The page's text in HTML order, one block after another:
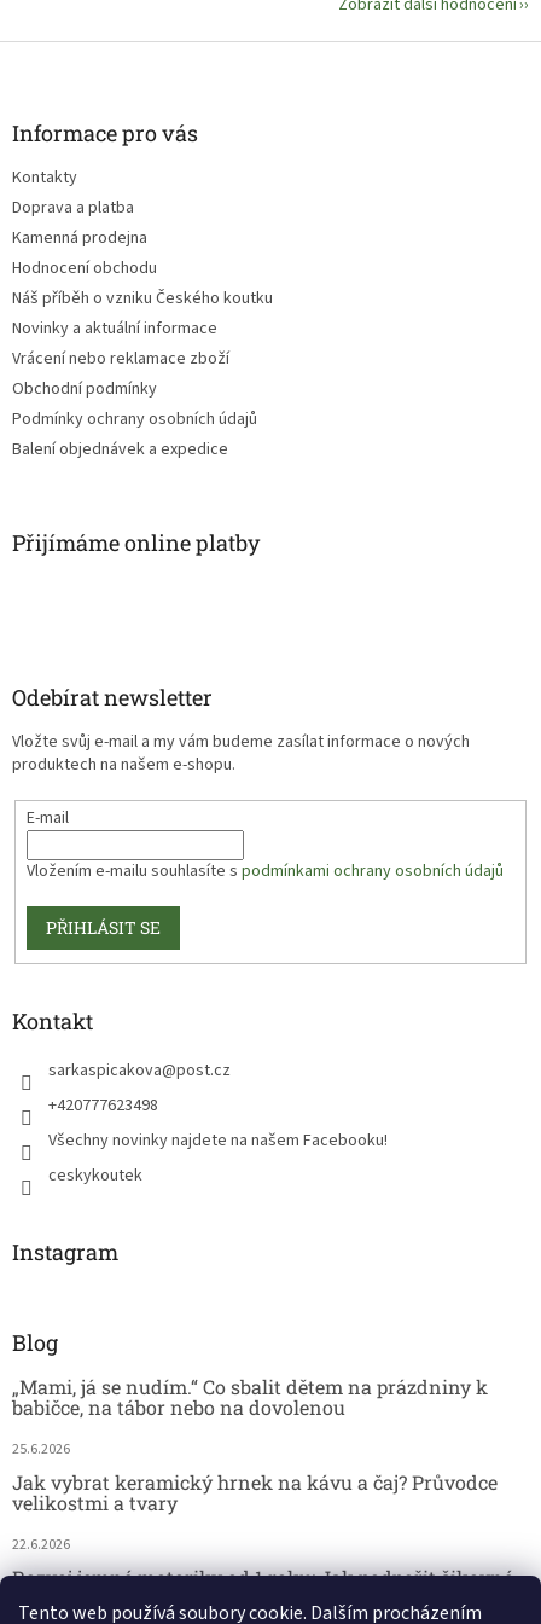
Tento web používá soubory cookie. Dalším procházením
stran
Zobrazit další hodnocení
Informace pro vás
Kontakty
Doprava a platba
Kamenná prodejna
Hodnocení obchodu
Náš příběh o vzniku Českého koutku
Novinky a aktuální informace
Vrácení nebo reklamace zboží
Obchodní podmínky
Podmínky ochrany osobních údajů
Balení objednávek a expedice
Přijímáme online platby
Odebírat newsletter
Vložte svůj e-mail a my vám budeme zasílat informace o nových
produktech na našem e-shopu.
E-mail
Vložením e-mailu souhlasíte s podmínkami ochrany osobních údajů
PŘIHLÁSIT SE
Kontakt
sarkaspicakova@post.cz
+420777623498
Všechny novinky najdete na našem Facebooku!
ceskykoutek
Instagram
Blog
„Mami, já se nudím.“ Co sbalit dětem na prázdniny k
babičce, na tábor nebo na dovolenou
25.6.2026
Jak vybrat keramický hrnek na kávu a čaj? Průvodce
velikostmi a tvary
22.6.2026
Rozvoj jemné motoriky od 1 roku: Jak podpořit šikovné